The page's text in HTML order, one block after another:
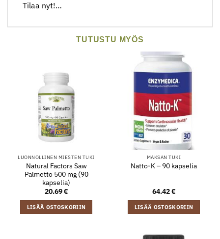
Tilaa nyt!…
TUTUSTU MYÖS
LUONNOLLINEN MIESTEN TUKI
Natural Factors Saw
Palmetto 500 mg (90
kapselia)
20.69€
LISÄÄ OSTOSKORIIN
MAKSAN TUKI
Natto-K – 90 kapselia
64.42€
LISÄÄ OSTOSKORIIN